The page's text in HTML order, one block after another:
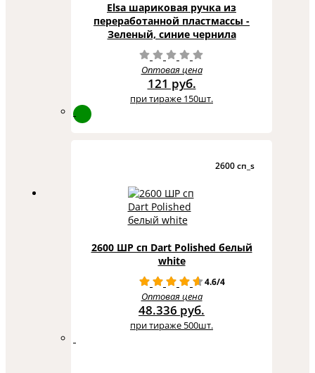
Elsa шариковая ручка из
переработанной пластмассы -
Зеленый, синие чернила
Оптовая цена
121 руб.
при тираже 150шт.
2600 сп_s
2600 ШР сп Dart Polished белый
white
4.6/4
Оптовая цена
48.336 руб.
при тираже 500шт.